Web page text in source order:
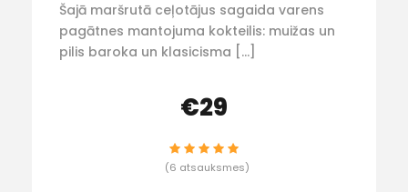
Šajā maršrutā ceļotājus sagaida varens
pagātnes mantojuma kokteilis: muižas un
pilis baroka un klasicisma […]
€29
(6 atsauksmes)